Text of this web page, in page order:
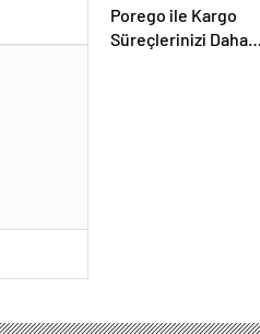
Porego ile Kargo
Süreçlerinizi Daha